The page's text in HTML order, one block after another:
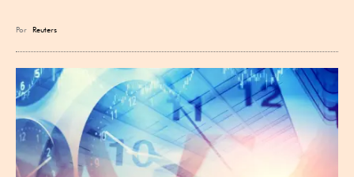
Por Reuters